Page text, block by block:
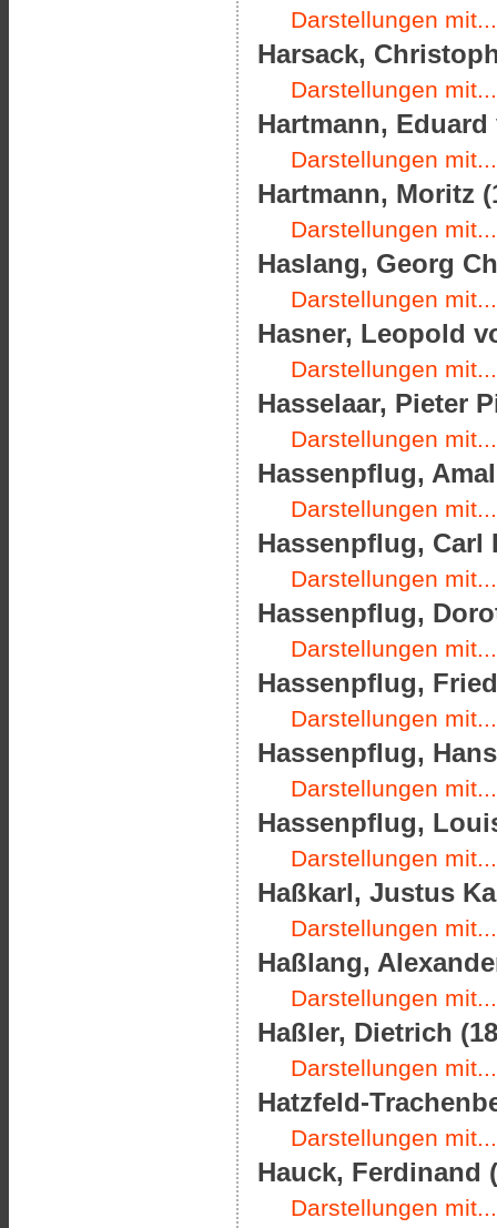
Darstellungen mit...
Harsack,
Darstellungen mit...
Hartmann, Eduard
Darstellungen mit...
Hartmann, Moritz
Darstellungen mit...
Haslang, Georg
Darstellungen mit...
Hasner, Leopold
Darstellungen mit...
Hasselaar, Pieter
Darstellungen mit...
Hassenpflug,
Darstellungen mit...
Hassenpflug, Carl
Darstellungen mit...
Hassenpflug,
Darstellungen mit...
Hassenpflug,
Darstellungen mit...
Hassenpflug,
Darstellungen mit...
Hassenpflug,
Darstellungen mit...
Haßkarl, Justus
Darstellungen mit...
Haßlang,
Darstellungen mit...
Haßler, Dietrich
Darstellungen mit...
Hatzfeld-
Darstellungen mit...
Hauck, Ferdinand
Darstellungen mit...